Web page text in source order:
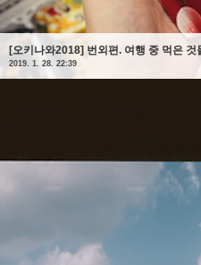
[오키나와2018] 번외편. 여행 중 먹은 것
2019. 1. 28. 22:39